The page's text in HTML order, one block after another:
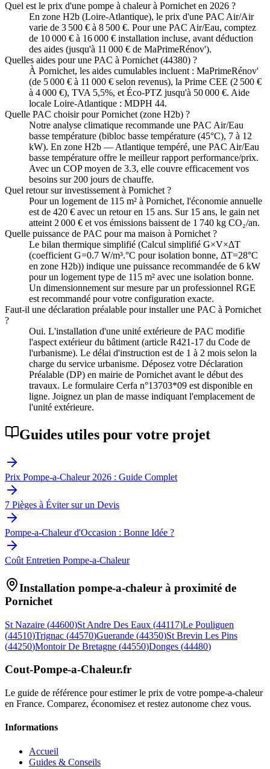
Quel est le prix d'une pompe à chaleur à Pornichet en 2026 ?
En zone H2b (Loire-Atlantique), le prix d'une PAC Air/Air
varie de 3 500 € à 8 500 €. Pour une PAC Air/Eau, comptez
de 10 000 € à 16 000 € installation incluse, avant déduction
des aides (jusqu'à 11 000 € de MaPrimeRénov').
Quelles aides pour une PAC à Pornichet (44380) ?
À Pornichet, les aides cumulables incluent : MaPrimeRénov'
(de 5 000 € à 11 000 € selon revenus), la Prime CEE (2 500 €
à 4 000 €), TVA 5,5%, et Éco-PTZ jusqu'à 50 000 €. Aide
locale Loire-Atlantique : MDPH 44.
Quelle PAC choisir pour Pornichet (zone H2b) ?
Notre analyse climatique recommande une PAC Air/Eau
basse température (bibloc basse température (45°C), 7 à 12
kW). En zone H2b — Atlantique tempéré, une PAC Air/Eau
basse température offre le meilleur rapport performance/prix.
Avec un COP moyen de 3.3, elle couvre efficacement vos
besoins sur 200 jours de chauffe.
Quel retour sur investissement à Pornichet ?
Pour un logement de 115 m² à Pornichet, l'économie annuelle
est de 420 € avec un retour en 15 ans. Sur 15 ans, le gain net
atteint 2 000 € et vos émissions baissent de 1 740 kg CO₂/an.
Quelle puissance de PAC pour ma maison à Pornichet ?
Le bilan thermique simplifié (Calcul simplifié G×V×ΔT
(coefficient G=0.7 W/m³.°C pour isolation bonne, ΔT=28°C
en zone H2b)) indique une puissance recommandée de 6 kW
pour un logement type de 115 m² avec une isolation bonne.
Un dimensionnement sur mesure par un professionnel RGE
est recommandé pour votre configuration exacte.
Faut-il une déclaration préalable pour installer une PAC à Pornichet
?
Oui. L'installation d'une unité extérieure de PAC modifie
l'aspect extérieur du bâtiment (article R421-17 du Code de
l'urbanisme). Le délai d'instruction est de 1 à 2 mois selon la
charge du service urbanisme. Déposez votre Déclaration
Préalable (DP) en mairie de Pornichet avant le début des
travaux. Le formulaire Cerfa n°13703*09 est disponible en
ligne. Joignez un plan de masse indiquant l'emplacement de
l'unité extérieure.
Guides utiles pour votre projet
Prix Pompe-a-Chaleur 2026 : Guide Complet
7 Pièges à Éviter sur un Devis
Pompe-a-Chaleur d'Occasion : Bonne Idée ?
Coût Entretien Pompe-a-Chaleur
Installation pompe-a-chaleur à proximité de
Pornichet
St Nazaire (44600)St Andre Des Eaux (44117)Le Pouliguen
(44510)Trignac (44570)Guerande (44350)St Brevin Les Pins
(44250)Montoir De Bretagne (44550)Donges (44480)
Cout-Pompe-a-Chaleur.fr
Le guide de référence pour estimer le prix de votre pompe-a-chaleur
en France. Comparez, économisez et restez autonome chez vous.
Informations
Accueil
Guides & Conseils